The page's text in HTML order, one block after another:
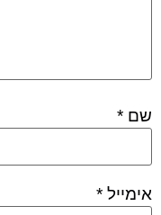
שם *
אימייל *